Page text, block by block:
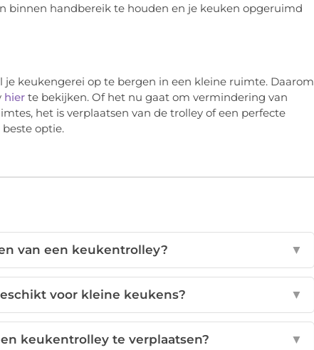
binnen handbereik te houden en je keuken opgeruimd
keukengerei op te bergen in een kleine ruimte. Daarom
hierte bekijken. Of het nu gaat om vermindering van
het is verplaatsen van de trolley of een perfecte
optie.
van een keukentrolley? ▼
voor kleine keukens? ▼
keukentrolley te verplaatsen? ▼